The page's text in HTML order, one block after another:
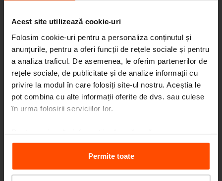
Acest site utilizează cookie-uri
Folosim cookie-uri pentru a personaliza conținutul și
anunțurile, pentru a oferi funcții de rețele sociale și pentru
a analiza traficul. De asemenea, le oferim partenerilor de
rețele sociale, de publicitate și de analize informații cu
privire la modul în care folosiți site-ul nostru. Aceștia le
pot combina cu alte informații oferite de dvs. sau culese
în urma folosirii serviciilor lor.
vizitațiPrinciples Relating to the Processing Personal
Permite toate
Seattle – Popup park